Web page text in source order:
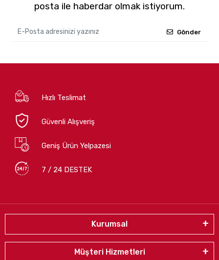
posta ile haberdar olmak istiyorum.
Gönder
Hızlı Teslimat
Güvenli Alışveriş
Geniş Ürün Yelpazesi
7 / 24 DESTEK
Kurumsal
Müşteri Hizmetleri